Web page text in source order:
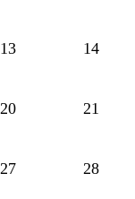
13 14
20 21
27 28